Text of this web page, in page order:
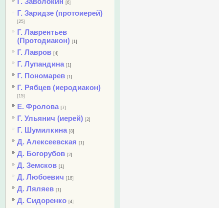
[6]
Г. Заридзе (протоиерей)
[25]
Г. Лаврентьев
(Протодиакон) [1]
Г. Лавров [4]
Г. Лупандина [1]
Г. Пономарев [1]
Г. Рябцев (иеродиакон)
[15]
Е. Фролова [7]
Г. Ульянич (иерей) [2]
Г. Шумилкина [8]
Д. Алексеевская [1]
Д. Богорубов [2]
Д. Земсков [1]
Д. Любоевич [18]
Д. Ляляев [1]
Д. Сидоренко [4]